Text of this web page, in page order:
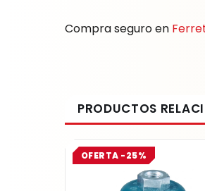
Compra seguro en
OFERTA -25%
Original
price
was:
Current
price
is: